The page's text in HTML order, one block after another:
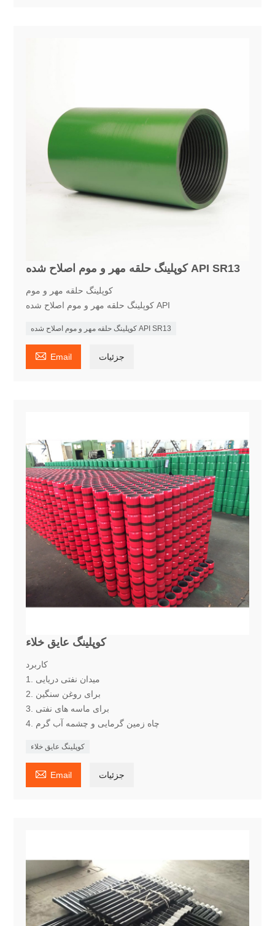
کوپلینگ حلقه مهر و موم اصلاح شده API SR13
کوپلینگ حلقه مهر و موم
کوپلینگ حلقه مهر و موم اصلاح شده API
کوپلینگ حلقه مهر و موم اصلاح شده API SR13
 Email جزئیات
کوپلینگ عایق خلاء
کاربرد
1. میدان نفتی دریایی
2. برای روغن سنگین
3. برای ماسه های نفتی
4. چاه زمین گرمایی و چشمه آب گرم
کوپلینگ عایق خلاء
 Email جزئیات